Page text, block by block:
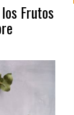
Frutos